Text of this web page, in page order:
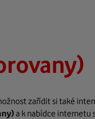
zařídit si také
a k nabídce internetu